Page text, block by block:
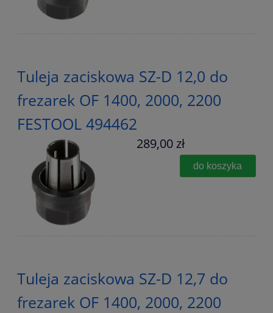
Tuleja zaciskowa SZ-D 12,0 do
frezarek OF 1400, 2000, 2200
FESTOOL 494462
289,00 zł
do koszyka
Tuleja zaciskowa SZ-D 12,7 do
frezarek OF 1400, 2000, 2200